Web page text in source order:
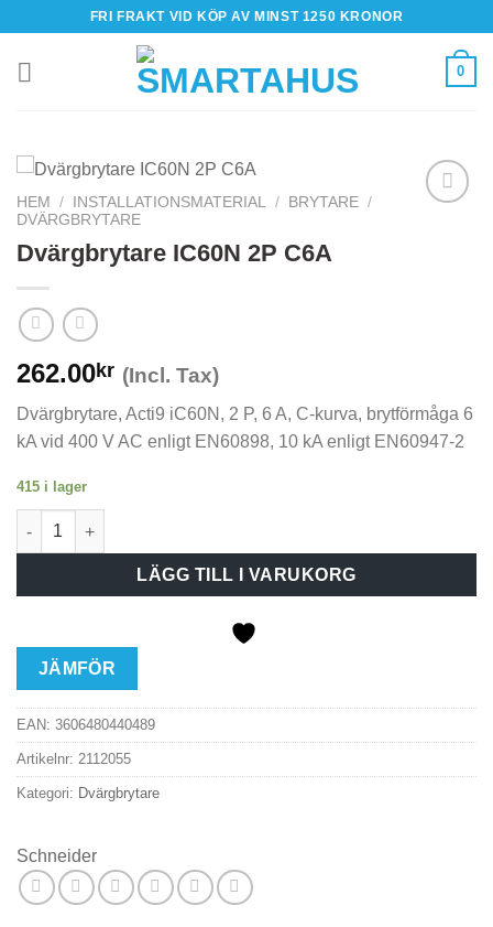
content
FRI FRAKT VID KÖP AV MINST 1250 KRONOR
0
HEM / INSTALLATIONSMATERIAL / BRYTARE /
DVÄRGBRYTARE
Dvärgbrytare IC60N 2P C6A
262.00kr (Incl. Tax)
Dvärgbrytare, Acti9 iC60N, 2 P, 6 A, C-kurva, brytförmåga 6
kA vid 400 V AC enligt EN60898, 10 kA enligt EN60947-2
415 i lager
Dvärgbrytare IC60N 2P C6A mängd
LÄGG TILL I VARUKORG
JÄMFÖR
EAN: 3606480440489
Artikelnr: 2112055
Kategori: Dvärgbrytare
Schneider